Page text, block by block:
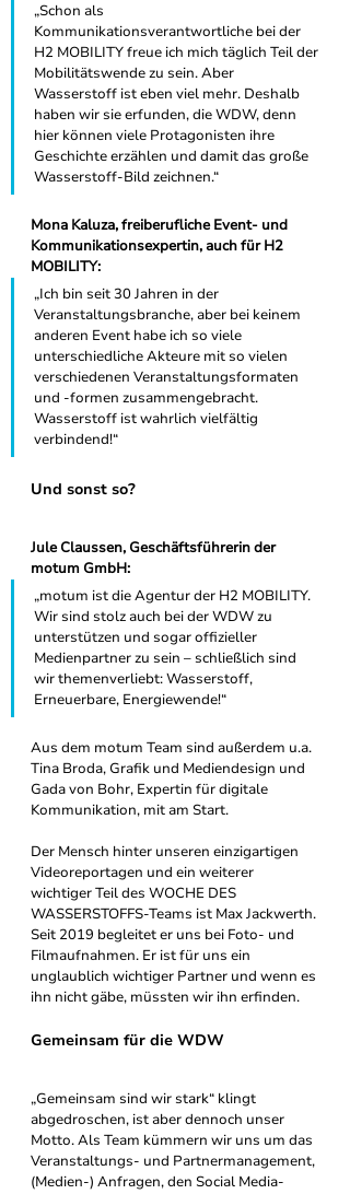
„Schon als
Kommunikationsverantwortliche bei der
H2 MOBILITY freue ich mich täglich Teil der
Mobilitätswende zu sein. Aber
Wasserstoff ist eben viel mehr. Deshalb
haben wir sie erfunden, die WDW, denn
hier können viele Protagonisten ihre
Geschichte erzählen und damit das große
Wasserstoff-Bild zeichnen.“
Mona Kaluza, freiberufliche Event- und
Kommunikationsexpertin, auch für H2
MOBILITY:
„Ich bin seit 30 Jahren in der
Veranstaltungsbranche, aber bei keinem
anderen Event habe ich so viele
unterschiedliche Akteure mit so vielen
verschiedenen Veranstaltungsformaten
und -formen zusammengebracht.
Wasserstoff ist wahrlich vielfältig
verbindend!“
Und sonst so?
Jule Claussen, Geschäftsführerin der
motum GmbH:
„motum ist die Agentur der H2 MOBILITY.
Wir sind stolz auch bei der WDW zu
unterstützen und sogar offizieller
Medienpartner zu sein – schließlich sind
wir themenverliebt: Wasserstoff,
Erneuerbare, Energiewende!“
Aus dem motum Team sind außerdem u.a.
Tina Broda, Grafik und Mediendesign und
Gada von Bohr, Expertin für digitale
Kommunikation, mit am Start.
Der Mensch hinter unseren einzigartigen
Videoreportagen und ein weiterer
wichtiger Teil des WOCHE DES
WASSERSTOFFS-Teams ist Max Jackwerth.
Seit 2019 begleitet er uns bei Foto- und
Filmaufnahmen. Er ist für uns ein
unglaublich wichtiger Partner und wenn es
ihn nicht gäbe, müssten wir ihn erfinden.
Gemeinsam für die WDW
„Gemeinsam sind wir stark“ klingt
abgedroschen, ist aber dennoch unser
Motto. Als Team kümmern wir uns um das
Veranstaltungs- und Partnermanagement,
(Medien-) Anfragen, den Social Media-